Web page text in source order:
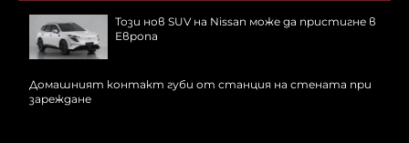
Този нов SUV на Nissan може да пристигне в
Европа
Домашният контакт губи от станция на стената при
зареждане